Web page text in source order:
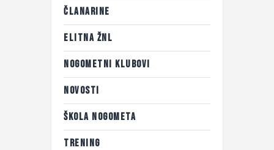
ČLANARINE
ELITNA ŽNL
NOGOMETNI KLUBOVI
NOVOSTI
ŠKOLA NOGOMETA
TRENING